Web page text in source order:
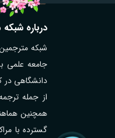
درباره
جامعه علمی
دانشگاهی در
از جمله
همچنین